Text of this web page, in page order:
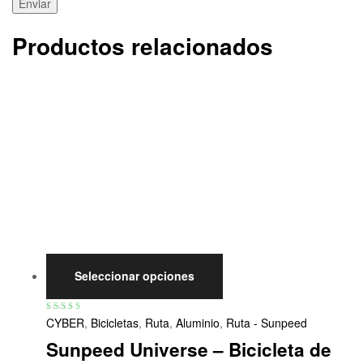
Productos relacionados
Seleccionar opciones
Valorado con
CYBER, Bicicletas, Ruta, Aluminio, Ruta - Sunpeed
Sunpeed Universe – Bicicleta de